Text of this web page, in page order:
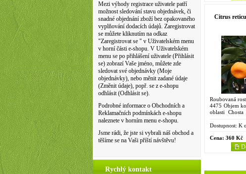
Mezi výhody registrace uživatele patří
možnost sledování stavu objednávek, či
snadné objednání zboží bez opakovaného
vyplňování dodacích údajů. Zaregistrovat
se můžete kliknutím na odkaz
"Zaregistrovat se " v Uživatelském menu
v horní části e-shopu. V Uživatelském
menu se po přihlášení uživatele (Přihlásit
se) zobrazí Vaše jméno, můžete zde
sledovat své objednávky (Moje
objednávky), nebo měnit zadané údaje
(Změnit údaje), popř. se z e-shopu
odhlásit (Odhlásit se).
Podrobné informace o Obchodních a
Reklamačních podmínkách e-shopu
naleznete v horním menu e-shopu.
Jsme rádi, že jste si vybrali náš obchod a
těšíme se na Vaši příští návštěvu!
Rychlý kontakt
Citrus
Roubovaná
4475 Objem
oblasti
odkud
malými, temně
Dostupnost: K
Cena: 360 Kč